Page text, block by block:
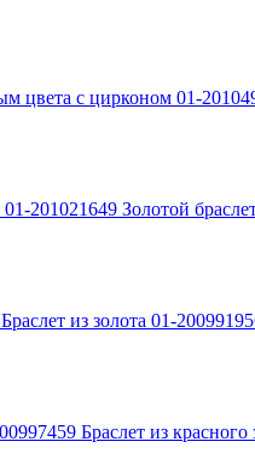
Золотой
Браслет из золота 01-
Браслет из